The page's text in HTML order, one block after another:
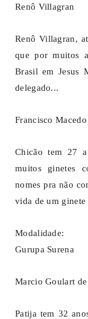
Renô Villagran
Renô Villagran,
que por muitos
Brasil em Jesus
delegado...
Francisco Macedo
Chicão tem 27
muitos ginetes
nomes pra não
vida de um
Modalidade:
Gurupa Surena
Marcio Goulart
Patija tem 32